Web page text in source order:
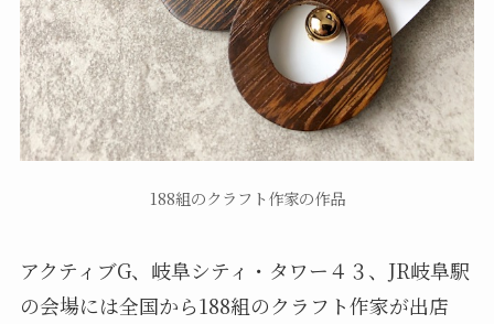
188組のクラフト作家の作品
アクティブG、岐阜シティ・タワー４３、JR岐阜駅
の会場には全国から188組のクラフト作家が出店